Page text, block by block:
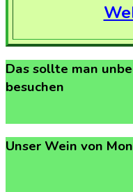
Dassollte man
besuchen
Unser Wein von